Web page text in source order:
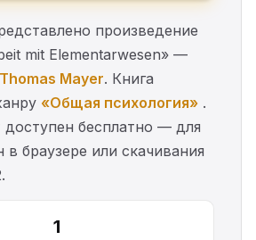
произведение
mit Elementarwesen» —
Thomas Mayer. Книга
«Общая психология» .
бесплатно — для
в браузере или скачивания
1